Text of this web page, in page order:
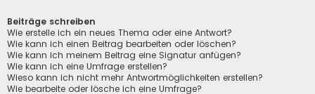
Beiträge schreiben
Wie erstelle ich ein neues Thema oder eine Antwort?
Wie kann ich einen Beitrag bearbeiten oder löschen?
Wie kann ich meinem Beitrag eine Signatur anfügen?
Wie kann ich eine Umfrage erstellen?
Wieso kann ich nicht mehr Antwortmöglichkeiten erstellen?
Wie bearbeite oder lösche ich eine Umfrage?